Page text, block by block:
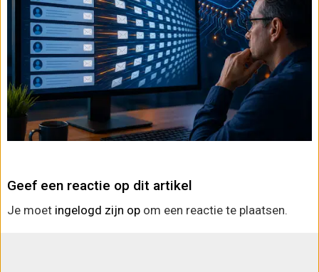
Geef een reactie op dit artikel
Je moet ingelogd zijn op om een reactie te plaatsen.